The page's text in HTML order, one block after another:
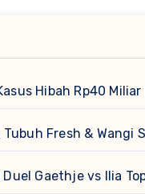
Hibah Rp40 Miliar
Fresh & Wangi
Gaethje vs Ilia